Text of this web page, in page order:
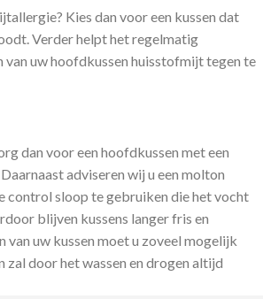
Kies dan voor een kussen dat
Verder helpt het regelmatig
van uw hoofdkussen huisstofmijt tegen te
dan voor een hoofdkussen met een
adviseren wij u een molton
control sloop te gebruiken die het vocht
blijven kussens langer fris en
van uw kussen moet u zoveel mogelijk
zal door het wassen en drogen altijd